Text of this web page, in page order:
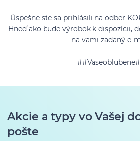
Úspešne ste sa prihlásili na odber
Hneď ako bude výrobok k dispozícii,
na vami zadaný e-
Akcie a typy vo Vašej
pošte